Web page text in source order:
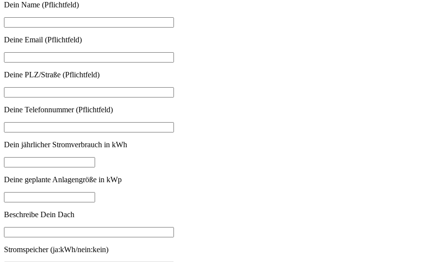
Dein Name (Pflichtfeld)
Deine Email (Pflichtfeld)
Deine PLZ/Straße (Pflichtfeld)
Deine Telefonnummer (Pflichtfeld)
Dein jährlicher Stromverbrauch in kWh
Deine geplante Anlagengröße in kWp
Beschreibe Dein Dach
Stromspeicher (ja:kWh/nein:kein)